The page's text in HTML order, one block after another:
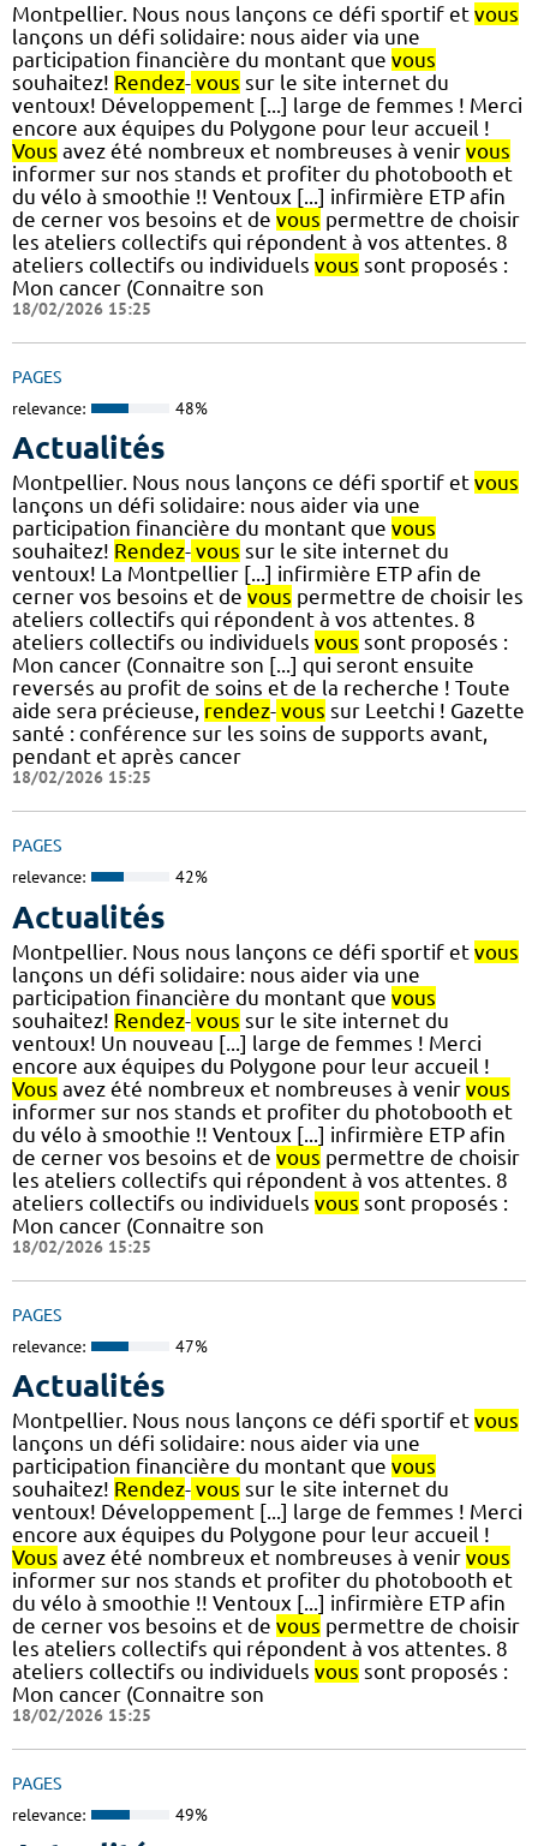
Montpellier. Nous nous lançons ce défi sportif et vous
lançons un défi solidaire: nous aider via une
participation financière du montant que vous
souhaitez! Rendez- vous sur le site internet du
ventoux! Développement [...] large de femmes ! Merci
encore aux équipes du Polygone pour leur accueil !
Vous avez été nombreux et nombreuses à venir vous
informer sur nos stands et profiter du photobooth et
du vélo à smoothie !! Ventoux [...] infirmière ETP afin
de cerner vos besoins et de vous permettre de choisir
les ateliers collectifs qui répondent à vos attentes. 8
ateliers collectifs ou individuels vous sont proposés :
Mon cancer (Connaitre son
18/02/2026 15:25
PAGES
relevance: 48%
Actualités
Montpellier. Nous nous lançons ce défi sportif et vous
lançons un défi solidaire: nous aider via une
participation financière du montant que vous
souhaitez! Rendez- vous sur le site internet du
ventoux! La Montpellier [...] infirmière ETP afin de
cerner vos besoins et de vous permettre de choisir les
ateliers collectifs qui répondent à vos attentes. 8
ateliers collectifs ou individuels vous sont proposés :
Mon cancer (Connaitre son [...] qui seront ensuite
reversés au profit de soins et de la recherche ! Toute
aide sera précieuse, rendez- vous sur Leetchi ! Gazette
santé : conférence sur les soins de supports avant,
pendant et après cancer
18/02/2026 15:25
PAGES
relevance: 42%
Actualités
Montpellier. Nous nous lançons ce défi sportif et vous
lançons un défi solidaire: nous aider via une
participation financière du montant que vous
souhaitez! Rendez- vous sur le site internet du
ventoux! Un nouveau [...] large de femmes ! Merci
encore aux équipes du Polygone pour leur accueil !
Vous avez été nombreux et nombreuses à venir vous
informer sur nos stands et profiter du photobooth et
du vélo à smoothie !! Ventoux [...] infirmière ETP afin
de cerner vos besoins et de vous permettre de choisir
les ateliers collectifs qui répondent à vos attentes. 8
ateliers collectifs ou individuels vous sont proposés :
Mon cancer (Connaitre son
18/02/2026 15:25
PAGES
relevance: 47%
Actualités
Montpellier. Nous nous lançons ce défi sportif et vous
lançons un défi solidaire: nous aider via une
participation financière du montant que vous
souhaitez! Rendez- vous sur le site internet du
ventoux! Développement [...] large de femmes ! Merci
encore aux équipes du Polygone pour leur accueil !
Vous avez été nombreux et nombreuses à venir vous
informer sur nos stands et profiter du photobooth et
du vélo à smoothie !! Ventoux [...] infirmière ETP afin
de cerner vos besoins et de vous permettre de choisir
les ateliers collectifs qui répondent à vos attentes. 8
ateliers collectifs ou individuels vous sont proposés :
Mon cancer (Connaitre son
18/02/2026 15:25
PAGES
relevance: 49%